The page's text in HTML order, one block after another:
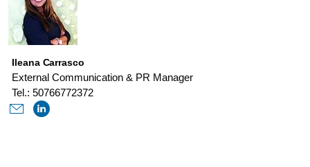
Ileana Carrasco
External Communication & PR Manager
Tel.: 50766772372